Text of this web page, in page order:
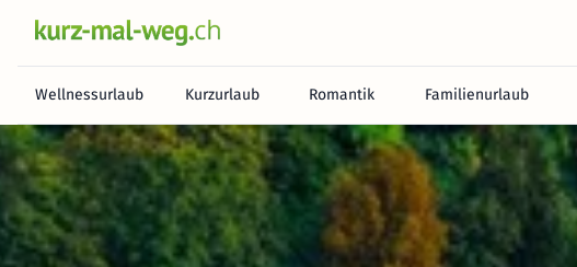
Wellnessurlaub Kurzurlaub Romantik Familienurlaub